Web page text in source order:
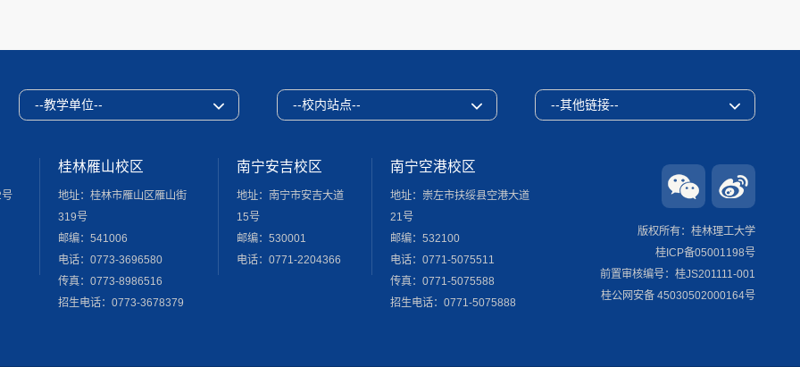
--教学单位-- --校内站点-- --其他链接--
桂林雁山校区
地址：桂林市雁山区雁山街
319号
邮编：541006
电话：0773-3696580
传真：0773-8986516
招生电话：0773-3678379
南宁安吉校区
地址：南宁市安吉大道
15号
邮编：530001
电话：0771-2204366
南宁空港校区
地址：崇左市扶绥县空港大道
21号
邮编：532100
电话：0771-5075511
传真：0771-5075588
招生电话：0771-5075888
版权所有：桂林理工大学
桂ICP备05001198号
前置审核编号：桂JS201111-001
桂公网安备 45030502000164号